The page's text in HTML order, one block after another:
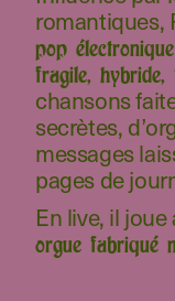
romantiques,
pop
fragile, hybride,
chansons
secrètes,
messages
pages de
En live, il
orgue fabriqué